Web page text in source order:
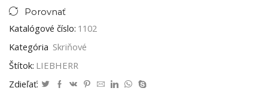
Porovnať
Katalógové číslo: 1102
Kategória Skriňové
Štítok: LIEBHERR
Zdieľať: